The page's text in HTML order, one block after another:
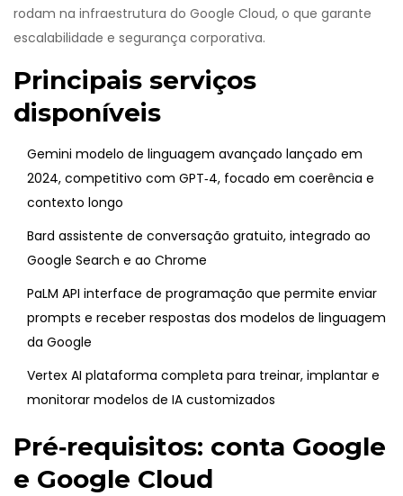
rodam na infraestrutura do Google Cloud, o que garante
escalabilidade e segurança corporativa.
Principais serviços
disponíveis
Gemini modelo de linguagem avançado lançado em
2024, competitivo com GPT‑4, focado em coerência e
contexto longo
Bard assistente de conversação gratuito, integrado ao
Google Search e ao Chrome
PaLM API interface de programação que permite enviar
prompts e receber respostas dos modelos de linguagem
da Google
Vertex AI plataforma completa para treinar, implantar e
monitorar modelos de IA customizados
Pré‑requisitos: conta Google
e Google Cloud